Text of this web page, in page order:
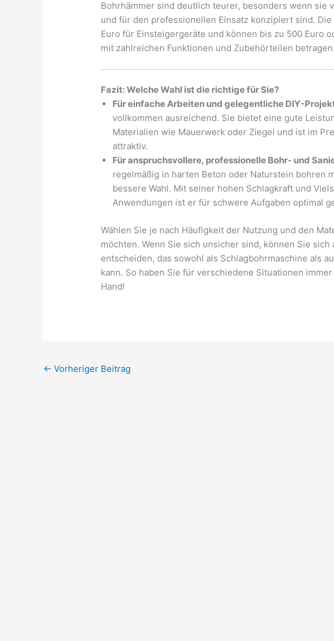
Bohrhämmer sind deutlich teurer, besonders wenn sie
und für den professionellen Einsatz konzipiert sind.
Euro für Einsteigergeräte und können bis zu 500 Euro
mit zahlreichen Funktionen und Zubehörteilen betragen.
Fazit: Welche Wahl ist die richtige für Sie?
Für einfache Arbeiten und gelegentliche DIY-
vollkommen ausreichend. Sie bietet eine gute
Materialien wie Mauerwerk oder Ziegel und ist im
attraktiv.
Für anspruchsvollere, professionelle Bohr- und
regelmäßig in harten Beton oder Naturstein bohren
bessere Wahl. Mit seiner hohen Schlagkraft und
Anwendungen ist er für schwere Aufgaben optimal
Wählen Sie je nach Häufigkeit der Nutzung und den
möchten. Wenn Sie sich unsicher sind, können Sie sich
entscheiden, das sowohl als Schlagbohrmaschine als
kann. So haben Sie für verschiedene Situationen
Hand!
← Vorheriger Beitrag